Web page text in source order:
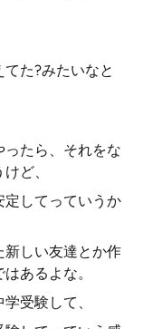
た?みたいなと
ったら、それをな
ど、
定してっていうか
新しい友達とか作
あるよな。
受験して、